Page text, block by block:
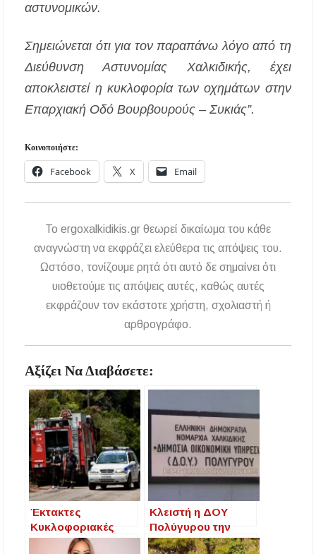
των σταφυλιών που ευλογούνται στις εκκλησίες
αστυνομικών.
Σημειώνεται ότι για τον παραπάνω λόγο από τη
Διεύθυνση Αστυνομίας Χαλκιδικής, έχει
αποκλειστεί η κυκλοφορία των οχημάτων στην
Επαρχιακή Οδό Βουρβουρούς – Συκιάς”.
Κοινοποιήστε:
Facebook X Email
To ergoxalkidikis.gr θεωρεί δικαίωμα του κάθε
αναγνώστη να εκφράζει ελεύθερα τις απόψεις του.
Ωστόσο, τονίζουμε ρητά ότι αυτό δε σημαίνει ότι
υιοθετούμε τις απόψεις αυτές, καθώς αυτές
εκφράζουν τον εκάστοτε χρήστη, σχολιαστή ή
αρθρογράφο.
Αξίζει Να Διαβάσετε:
Έκτακτες
Κυκλοφοριακές
Ρυθμίσεις λόγω
Κλειστή η ΔΟΥ
Πολύγυρου την
Παρασκευή, λόγω